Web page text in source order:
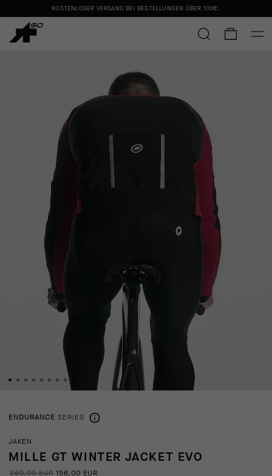
KOSTENLOSER VERSAND BEI BESTELLUNGEN ÜBER 100€ .
ENDURANCE SERIES
JAKEN
MILLE GT WINTER JACKET EVO
260,00 EUR 156,00 EUR